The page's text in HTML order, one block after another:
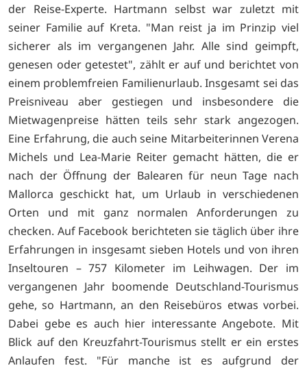
der Reise-Experte. Hartmann selbst war zuletzt mit
seiner Familie auf Kreta. "Man reist ja im Prinzip viel
sicherer als im vergangenen Jahr. Alle sind geimpft,
genesen oder getestet", zählt er auf und berichtet von
einem problemfreien Familienurlaub. Insgesamt sei das
Preisniveau aber gestiegen und insbesondere die
Mietwagenpreise hätten teils sehr stark angezogen.
Eine Erfahrung, die auch seine Mitarbeiterinnen Verena
Michels und Lea-Marie Reiter gemacht hätten, die er
nach der Öffnung der Balearen für neun Tage nach
Mallorca geschickt hat, um Urlaub in verschiedenen
Orten und mit ganz normalen Anforderungen zu
checken. Auf Facebook berichteten sie täglich über ihre
Erfahrungen in insgesamt sieben Hotels und von ihren
Inseltouren – 757 Kilometer im Leihwagen. Der im
vergangenen Jahr boomende Deutschland-Tourismus
gehe, so Hartmann, an den Reisebüros etwas vorbei.
Dabei gebe es auch hier interessante Angebote. Mit
Blick auf den Kreuzfahrt-Tourismus stellt er ein erstes
Anlaufen fest. "Für manche ist es aufgrund der